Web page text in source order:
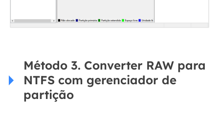
Método 3. Converter RAW para
NTFS com gerenciador de
partição